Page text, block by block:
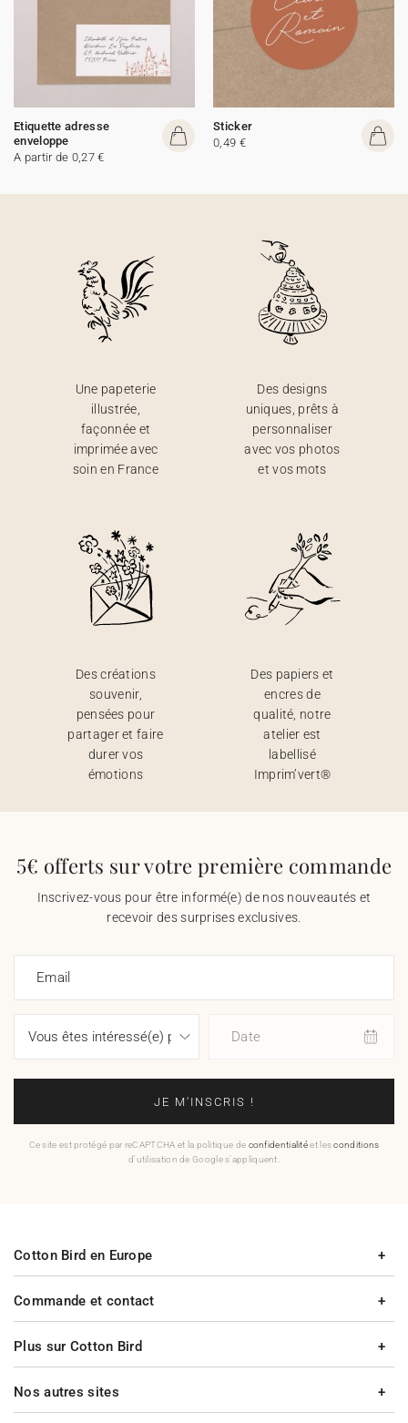
Etiquette adresse
enveloppe
A partir de 0,27 €
Sticker
0,49 €
Une papeterie
illustrée,
façonnée et
imprimée avec
soin en France
Des designs
uniques, prêts à
personnaliser
avec vos photos
et vos mots
Des créations
souvenir,
pensées pour
partager et faire
durer vos
émotions
Des papiers et
encres de
qualité, notre
atelier est
labellisé
Imprim’vert®
5€ offerts sur votre première commande
Inscrivez-vous pour être informé(e) de nos nouveautés et
recevoir des surprises exclusives.
Email
Date
JE M'INSCRIS !
Ce site est protégé par reCAPTCHA et la politique de confidentialitéet lesconditions
d'utilisation de Google s'appliquent.
Commande et contact
Plus sur Cotton Bird
Cotton Bird en Europe
Nos autres sites